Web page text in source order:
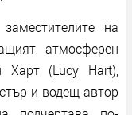
на
атмосферен
Харт (Lucy Hart),
и водещ автор